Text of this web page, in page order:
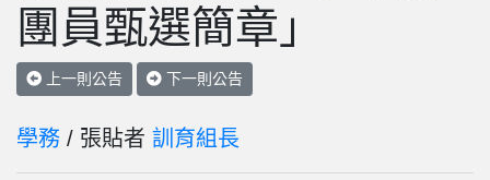
團員甄選簡章」
上一則公告 下一則公告
學務 / 張貼者 訓育組長